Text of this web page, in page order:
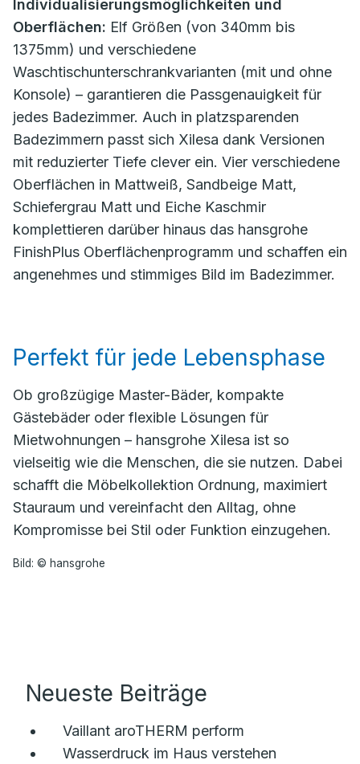
Individualisierungsmöglichkeiten und
Oberflächen: Elf Größen (von 340mm bis
1375mm) und verschiedene
Waschtischunterschrankvarianten (mit und ohne
Konsole) – garantieren die Passgenauigkeit für
jedes Badezimmer. Auch in platzsparenden
Badezimmern passt sich Xilesa dank Versionen
mit reduzierter Tiefe clever ein. Vier verschiedene
Oberflächen in Mattweiß, Sandbeige Matt,
Schiefergrau Matt und Eiche Kaschmir
komplettieren darüber hinaus das hansgrohe
FinishPlus Oberflächenprogramm und schaffen ein
angenehmes und stimmiges Bild im Badezimmer.
Perfekt für jede Lebensphase
Ob großzügige Master-Bäder, kompakte
Gästebäder oder flexible Lösungen für
Mietwohnungen – hansgrohe Xilesa ist so
vielseitig wie die Menschen, die sie nutzen. Dabei
schafft die Möbelkollektion Ordnung, maximiert
Stauraum und vereinfacht den Alltag, ohne
Kompromisse bei Stil oder Funktion einzugehen.
Bild: © hansgrohe
Neueste Beiträge
Vaillant aroTHERM perform
Wasserdruck im Haus verstehen